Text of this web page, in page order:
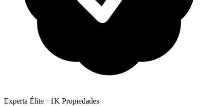
Experta Élite +1K Propiedades